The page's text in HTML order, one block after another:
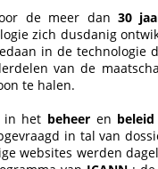
de meer dan 30
zich dusdanig
in de
van de
te halen.
in het beheer en beleid
in tal van
websites werden